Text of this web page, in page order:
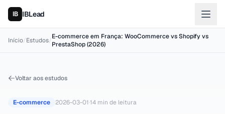
IBLead
Início/Estudos/E-commerce em França: WooCommerce vs Shopify vs
PrestaShop (2026)
Voltar aos estudos
E-commerce 2026-03-01·14 min de leitura